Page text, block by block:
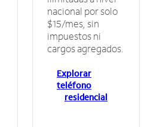
nacional por solo
$15/mes, sin
impuestos ni
cargos agregados.
Explorar
teléfono
residencial